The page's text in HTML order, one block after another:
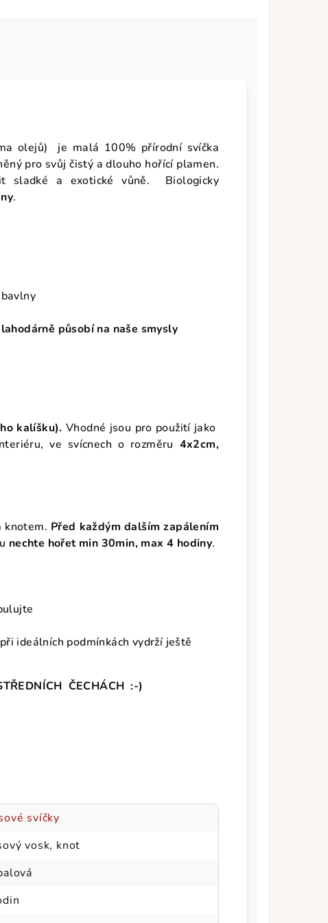
olejů) je malá 100% přírodní svíčka
pro svůj čistý a dlouho hořící plamen.
sladké a exotické vůně. Biologicky
.
bavlny
působí na naše smysly
kalíšku).Vhodné jsou pro použití jako
ve svícnech o rozměru 4x2cm,
knotem. Před každým dalším zapálením
nechte hořet min 30min, max 4 hodiny.
ideálních podmínkách vydrží ještě
ČECHÁCH :-)
svíčky
vosk, knot